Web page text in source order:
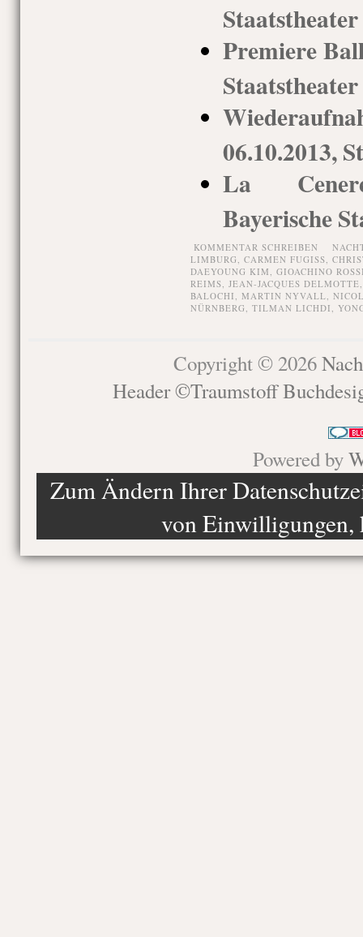
Premiere
06.10.2013,
La
Bayerische
KOMMENTAR SCHREIBEN
LIMBURG, CARMEN FUGISS,
DAEYOUNG KIM, GIOACHINO
REIMS, JEAN-JACQUES DELMOTTE
BALOCHI, MARTIN NYVALL,
NÜRNBERG, TILMAN LICHDI,
Copyright © 2026
Header ©Traumstoff
Powered by
Zum Ändern Ihrer
von